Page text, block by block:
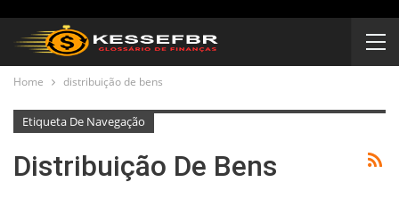
Home distribuição de bens
Etiqueta De Navegação
Distribuição De Bens